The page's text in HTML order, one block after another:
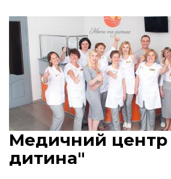
Медичний центр
дитина"